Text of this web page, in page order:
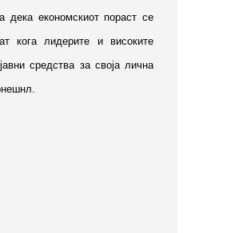
дека економскиот пораст се
кога лидерите и високите
средства за своја лична